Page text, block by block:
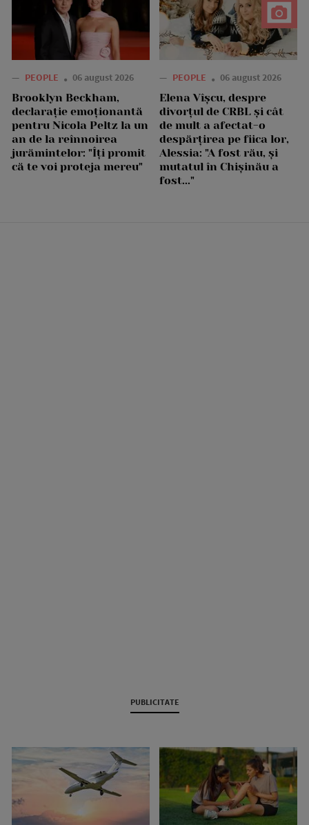
— PEOPLE 06 august 2026
Brooklyn Beckham,
declarație emoționantă
pentru Nicola Peltz la un
an de la reînnoirea
jurămintelor: "Îți promit
că te voi proteja mereu"
— PEOPLE 06 august 2026
Elena Vîșcu, despre
divorțul de CRBL și cât
de mult a afectat-o
despărțirea pe fiica lor,
Alessia: "A fost rău, și
mutatul în Chișinău a
fost..."
PUBLICITATE